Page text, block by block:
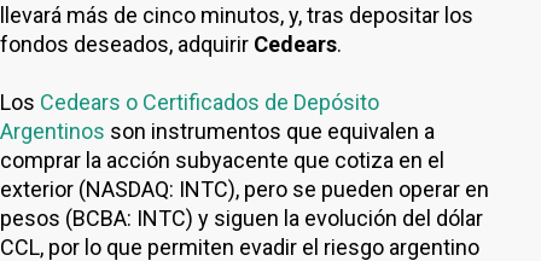
llevará más de cinco minutos, y, tras depositar los
fondos deseados, adquirir Cedears.
Los Cedears o Certificados de Depósito
Argentinos son instrumentos que equivalen a
comprar la acción subyacente que cotiza en el
exterior (NASDAQ: INTC), pero se pueden operar en
pesos (BCBA: INTC) y siguen la evolución del dólar
CCL, por lo que permiten evadir el riesgo argentino